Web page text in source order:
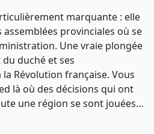
marquante : elle
provinciales où se
Une vraie plongée
duché et ses
Révolution française. Vous
là où des décisions qui ont
une région se sont jouées…